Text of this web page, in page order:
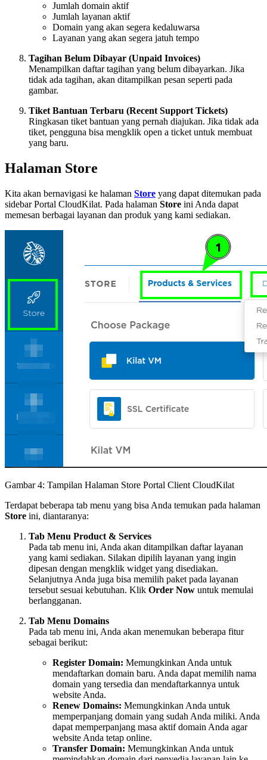
Jumlah domain aktif
Jumlah layanan aktif
Domain yang akan segera kedaluwarsa
Layanan yang akan segera jatuh tempo
Tagihan Belum Dibayar (Unpaid Invoices)
Menampilkan daftar tagihan yang belum dibayarkan. Jika
tidak ada tagihan, akan ditampilkan pesan seperti pada
gambar.
Tiket Bantuan Terbaru (Recent Support Tickets)
Ringkasan tiket bantuan yang pernah diajukan. Jika tidak ada
tiket, pengguna bisa mengklik open a ticket untuk membuat
yang baru.
Halaman Store
Kita akan bernavigasi ke halaman Store yang dapat ditemukan pada
sidebar Portal CloudKilat. Pada halaman Store ini Anda dapat
memesan berbagai layanan dan produk yang kami sediakan.
Gambar 4: Tampilan Halaman Store Portal Client CloudKilat
Terdapat beberapa tab menu yang bisa Anda temukan pada halaman
Store ini, diantaranya:
Tab Menu Product & Services
Pada tab menu ini, Anda akan ditampilkan daftar layanan
yang kami sediakan. Silakan dipilih layanan yang ingin
dipesan dengan mengklik widget yang disediakan.
Selanjutnya Anda juga bisa memilih paket pada layanan
tersebut sesuai kebutuhan. Klik Order Now untuk memulai
berlangganan.
Tab Menu Domains
Pada tab menu ini, Anda akan menemukan beberapa fitur
sebagai berikut:
Register Domain: Memungkinkan Anda untuk
mendaftarkan domain baru. Anda dapat memilih nama
domain yang tersedia dan mendaftarkannya untuk
website Anda.
Renew Domains: Memungkinkan Anda untuk
memperpanjang domain yang sudah Anda miliki. Anda
dapat memperpanjang masa aktif domain Anda agar
website Anda tetap online.
Transfer Domain: Memungkinkan Anda untuk